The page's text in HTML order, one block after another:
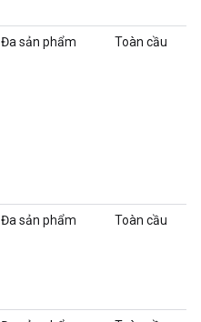
Đa sản phẩm Toàn cầu
Đa sản phẩm Toàn cầu